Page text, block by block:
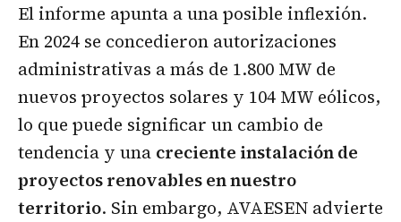
El informe apunta a una posible inflexión.
En 2024 se concedieron autorizaciones
administrativas a más de 1.800 MW de
nuevos proyectos solares y 104 MW eólicos,
lo que puede significar un cambio de
tendencia y una creciente instalación de
proyectos renovables en nuestro
territorio. Sin embargo, AVAESEN advierte